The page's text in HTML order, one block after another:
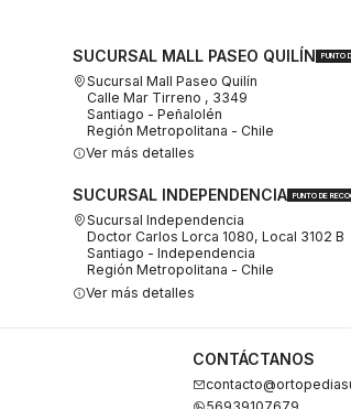
SUCURSAL MALL PASEO QUILÍN PUNTO
Sucursal Mall Paseo Quilín
Calle Mar Tirreno , 3349
Santiago - Peñalolén
Región Metropolitana - Chile
Ver más detalles
SUCURSAL INDEPENDENCIA PUNTO DE
Sucursal Independencia
Doctor Carlos Lorca 1080, Local 3102 B
Santiago - Independencia
Región Metropolitana - Chile
Ver más detalles
CONTÁCTANOS